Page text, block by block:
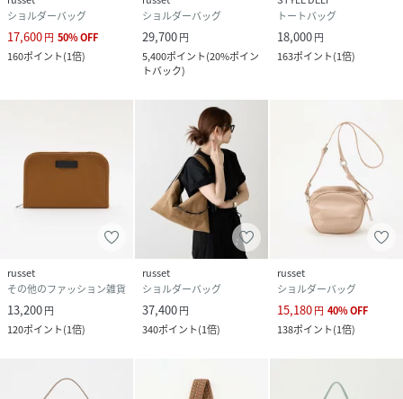
ショルダーバッグ
17,600円 50%OFF
160ポイント(1倍)
ショルダーバッグ
29,700円
5,400ポイント(20%ポイン
トバック)
トートバッグ
18,000円
163ポイント(1倍)
russet
その他のファッション雑貨
13,200円
120ポイント(1倍)
russet
ショルダーバッグ
37,400円
340ポイント(1倍)
russet
ショルダーバッグ
15,180円 40%OFF
138ポイント(1倍)